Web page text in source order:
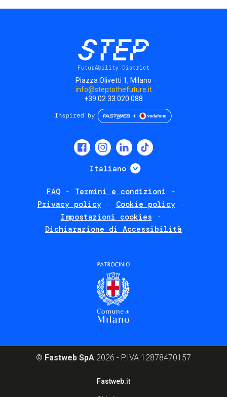
Piazza Olivetti 1, Milano
info@steptothefuture.it
+39 02 33 020 088
Italiano Mostra ulteriori
FAQ
Termini e condizioni
Privacy policy
Cookie policy
Impostazioni cookies
Dichiarazione di Accessibilità
© Fastweb SpA 2026 - P.IVA 12878470157
Fastweb.it